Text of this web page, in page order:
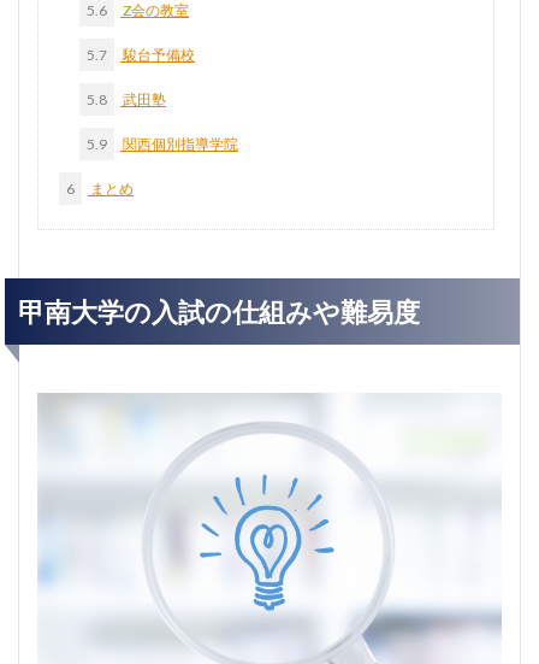
5.6 Z会の教室
5.7 駿台予備校
5.8 武田塾
5.9 関西個別指導学院
6 まとめ
甲南大学の入試の仕組みや難易度